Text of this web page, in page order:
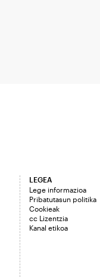
LEGEA
Lege informazioa
Pribatutasun politika
Cookieak
cc Lizentzia
Kanal etikoa